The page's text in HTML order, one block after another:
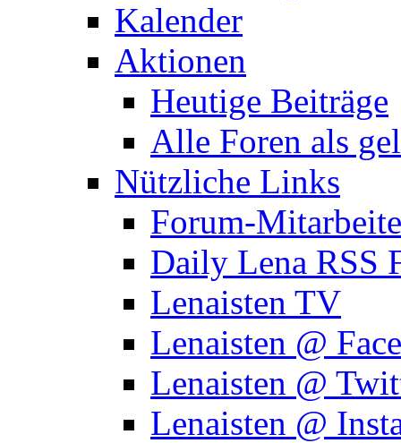
Kalender
Aktionen
Heutige Beiträge
Alle Foren als
Nützliche Links
Forum-
Daily Lena RSS
Lenaisten TV
Lenaisten @
Lenaisten @
Lenaisten @